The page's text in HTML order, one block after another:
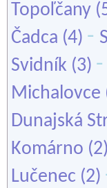
Topoľčany
Čadca (4) -
Svidník (3) -
Michalovce
Dunajská
Komárno (2)
Lučenec (2)